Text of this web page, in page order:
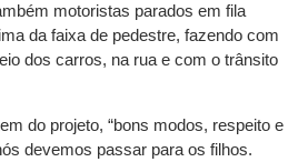
motoristas parados em fila
da faixa de pedestre, fazendo com
dos carros, na rua e com o trânsito
do projeto, “bons modos, respeito e
devemos passar para os filhos.